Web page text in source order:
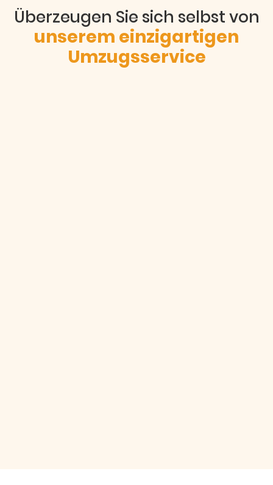
Überzeugen Sie sich selbst von
unserem einzigartigen
Umzugsservice